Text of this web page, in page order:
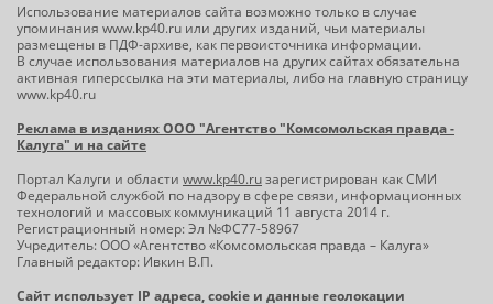
Использование материалов сайта возможно только в случае
упоминания www.kp40.ru или других изданий, чьи материалы
размещены в ПДФ-архиве, как первоисточника информации.
В случае использования материалов на других сайтах обязательна
активная гиперссылка на эти материалы, либо на главную страницу
www.kp40.ru
Реклама в изданиях ООО "Агентство "Комсомольская правда -
Калуга" и на сайте
Портал Калуги и области www.kp40.ruзарегистрирован как СМИ
Федеральной службой по надзору в сфере связи, информационных
технологий и массовых коммуникаций 11 августа 2014 г.
Регистрационный номер: Эл №ФС77-58967
Учредитель: ООО «Агентство «Комсомольская правда – Калуга»
Главный редактор: Ивкин В.П.
Сайт использует IP адреса, cookie и данные геолокации